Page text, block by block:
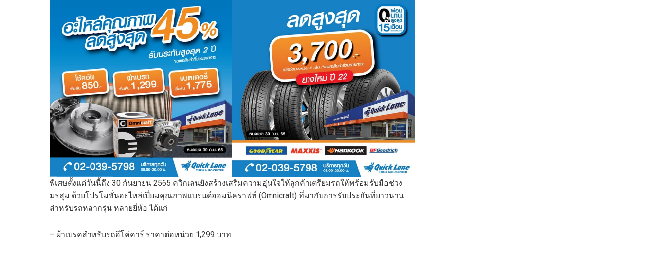
พิเศษตั้งแต่วันนี้ถึง 30 กันยายน 2565 ควิกเลนยังสร้างเสริมความอุ่นใจให้ลูกค้าเตรียมรถให้พร้อมรับมือช่วง
มรสุม ด้วยโปรโมชั่นอะไหล่เปี่ยมคุณภาพแบรนด์ออมนิคราฟท์ (Omnicraft) ที่มากับการรับประกันที่ยาวนาน
สำหรับรถหลากรุ่น หลายยี่ห้อ ได้แก่
– ผ้าเบรคสำหรับรถอีโค่คาร์ ราคาต่อหน่วย 1,299 บาท